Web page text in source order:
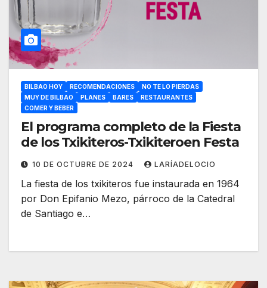
BILBAO HOY RECOMENDACIONES
NO TE LO PIERDAS
MUY DE BILBAO
PLANES BARES
RESTAURANTES
COMER Y BEBER
El programa completo de la Fiesta
de los Txikiteros-Txikiteroen Festa
10 DE OCTUBRE DE 2024 LARÍADELOCIO
La fiesta de los txikiteros fue instaurada en 1964
por Don Epifanio Mezo, párroco de la Catedral
de Santiago e…